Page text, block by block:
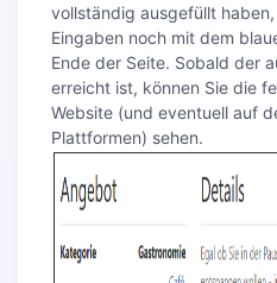
vollständig ausgefüllt
Eingaben noch mit dem
Ende der Seite. Sobald der
erreicht ist, können Sie die
Website (und eventuell auf
Plattformen) sehen.